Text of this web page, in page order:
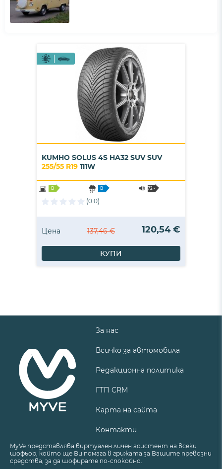
KUMHO SOLUS 4S HA32 SUV SUV
255/55 R19 111W
B B
72 -
(0.0)
Цена 137,46 € 120,54 €
КУПИ
За нас
Всичко за автомобила
Редакционна политика
ГТП CRM
Карта на сайта
Контакти
MyVe представлява виртуален личен асистент на всеки
шофьор, който ще Ви помага в грижата за Вашите превозни
средства, за да шофирате по-спокойно.